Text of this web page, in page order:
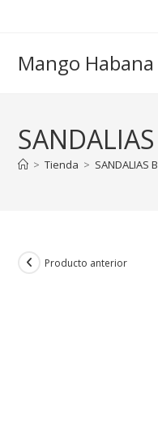
Mango Habana
> Tienda > SANDALIAS
Producto anterior